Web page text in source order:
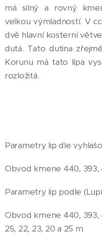
má silný a rovný
velkou výmladností. V
dvě hlavní kosterní
dutá. Tato dutina
Korunu má tato lípa
rozložitá.
Parametry lip dle
Obvod kmene 440, 393,
Parametry lip podle
Obvod kmene 440, 393,
25, 22, 23, 20 a 25 m